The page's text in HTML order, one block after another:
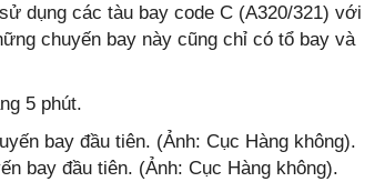
dụng các tàu bay code C (A320/321) với
chuyến bay này cũng chỉ có tổ bay và
5 phút.
bay đầu tiên. (Ảnh: Cục Hàng không).